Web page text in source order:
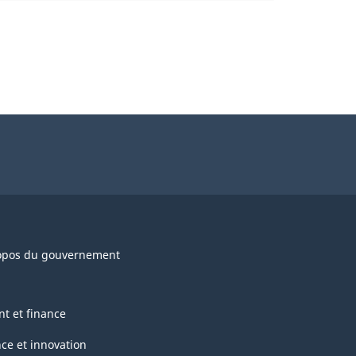
du gouvernement
et finance
et innovation